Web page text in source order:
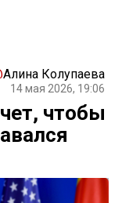
Алина Колупаева
14 мая 2026, 19:06
чтобы